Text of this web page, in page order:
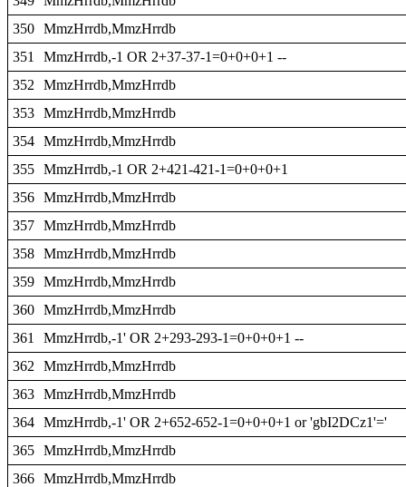
350 MmzHrrdb,MmzHrrdb
351
MmzHrrdb,-1 OR 2+37-37-1=0+0+0+1 --
352
MmzHrrdb,MmzHrrdb
353 MmzHrrdb,MmzHrrdb
354 MmzHrrdb,MmzHrrdb
355 MmzHrrdb,-1 OR 2+421-421-1=0+0+0+1
356 MmzHrrdb,MmzHrrdb
357 MmzHrrdb,MmzHrrdb
358 MmzHrrdb,MmzHrrdb
359 MmzHrrdb,MmzHrrdb
360 MmzHrrdb,MmzHrrdb
361
MmzHrrdb,-1' OR 2+293-293-1=0+0+0+1 --
362
MmzHrrdb,MmzHrrdb
363 MmzHrrdb,MmzHrrdb
364 MmzHrrdb,-1' OR 2+652-652-1=0+0+0+1 or 'gbI2DCz1'='
365 MmzHrrdb,MmzHrrdb
366 MmzHrrdb,MmzHrrdb